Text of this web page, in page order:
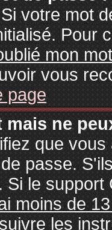
votre mot
Pour
mon
vous
page
ne
que
passe.
Si le
moins de
les